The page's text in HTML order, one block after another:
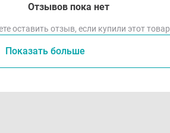
Отзывов пока нет
оставить отзыв, если купили этот товар
Показать больше